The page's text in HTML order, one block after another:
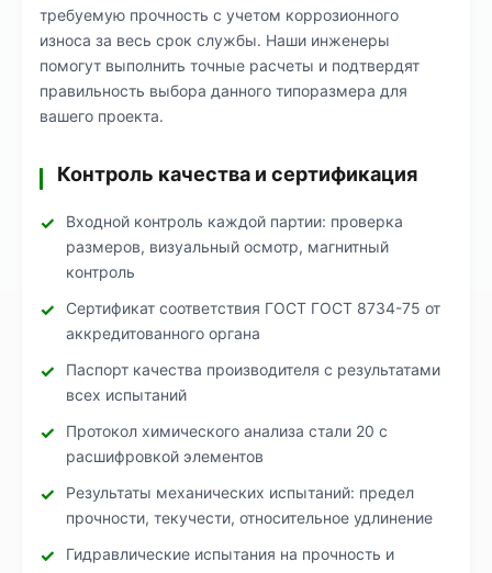
требуемую прочность с учетом коррозионного
износа за весь срок службы. Наши инженеры
помогут выполнить точные расчеты и подтвердят
правильность выбора данного типоразмера для
вашего проекта.
Контроль качества и сертификация
Входной контроль каждой партии: проверка
размеров, визуальный осмотр, магнитный
контроль
Сертификат соответствия ГОСТ ГОСТ 8734-75 от
аккредитованного органа
Паспорт качества производителя с результатами
всех испытаний
Протокол химического анализа стали 20 с
расшифровкой элементов
Результаты механических испытаний: предел
прочности, текучести, относительное удлинение
Гидравлические испытания на прочность и